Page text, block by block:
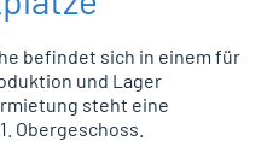
befindet sich in einem für
und Lager
steht eine
Obergeschoss.